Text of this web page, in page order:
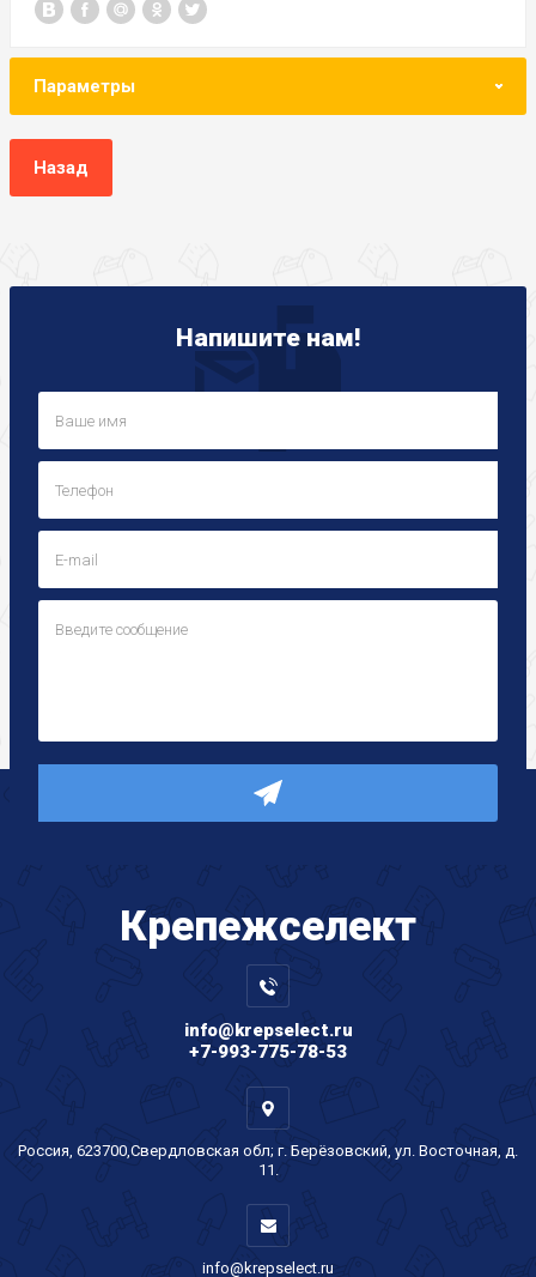
Параметры
Назад
Напишите нам!
Крепежселект
info@krepselect.ru
+7-993-775-78-53
Россия, 623700,Свердловская обл; г. Берёзовский, ул. Восточная, д.
11.
info@krepselect.ru